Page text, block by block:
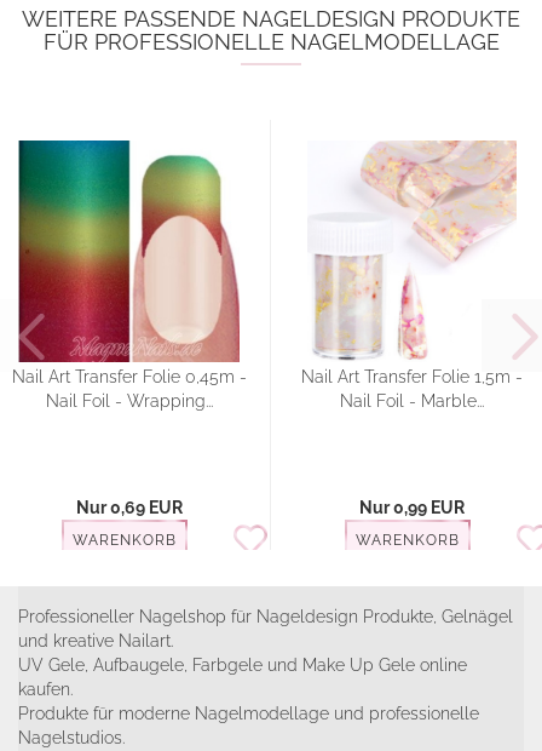
WEITERE PASSENDE NAGELDESIGN PRODUKTE
FÜR PROFESSIONELLE NAGELMODELLAGE
Nail Art Transfer Folie 0,45m -
Nail Foil - Wrapping...
Nur 0,69 EUR
WARENKORB
Nail Art Transfer Folie 1,5m -
Nail Foil - Marble...
Nur 0,99 EUR
WARENKORB
Professioneller Nagelshop für Nageldesign Produkte, Gelnägel
und kreative Nailart.
UV Gele, Aufbaugele, Farbgele und Make Up Gele online
kaufen.
Produkte für moderne Nagelmodellage und professionelle
Nagelstudios.